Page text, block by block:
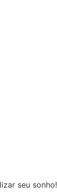
seu sonho!